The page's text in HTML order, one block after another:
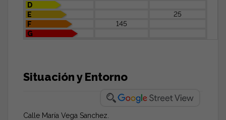
D
E
25
F
145
G
Situación y Entorno
Calle María Vega Sanchez.